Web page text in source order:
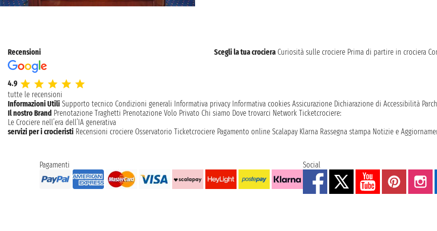
Recensioni
4.9
tutte le recensioni
Scegli la tua crociera Curiosità sulle crociere Prima di partire in crociera
Informazioni Utili Supporto tecnico Condizioni generali Informativa privacy Informativa cookies Assicurazione Dichiarazione di Accessibilità
Il nostro Brand Prenotazione Traghetti Prenotazione Volo Privato Chi siamo Dove trovarci Network Ticketcrociere:
Le Crociere nell’era dell’IA generativa
servizi per i crocieristi Recensioni crociere Osservatorio Ticketcrociere Pagamento online Scalapay Klarna Rassegna stampa Notizie e
Pagamenti Social